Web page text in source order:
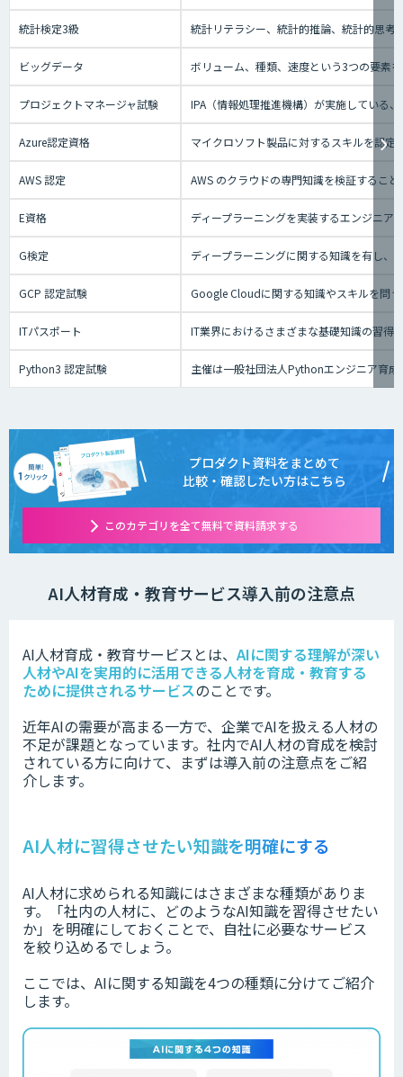
統計検定3級 統計リテラシー、統計的推論、統計的思考
ビッグデータ ボリューム、種類、速度という3つの要素
プロジェクトマネージャ試験 IPA（情報処理推進機構）が実施している
Azure認定資格 マイクロソフト製品に対するスキルを認
AWS 認定 AWS のクラウドの専門知識を検証するこ
E資格 ディープラーニングを実装するエンジニア
G検定 ディープラーニングに関する知識を有し
GCP 認定試験 Google Cloudに関する知識やスキルを問
ITパスポート IT業界におけるさまざまな基礎知識の習得
Python3 認定試験 主催は一般社団法人Pythonエンジニア育
プロダクト資料をまとめて
比較・確認したい方はこちら
このカテゴリを全て無料で資料請求する
AI人材育成・教育サービス導入前の注意点
AI人材育成・教育サービスとは、 AIに関する理解が深い
人材やAIを実用的に活用できる人材を育成・教育する
ために提供されるサービスのことです。
近年AIの需要が高まる一方で、企業でAIを扱える人材の
不足が課題となっています。社内でAI人材の育成を検討
されている方に向けて、まずは導入前の注意点をご紹
介します。
AI人材に習得させたい知識を明確にする
AI人材に求められる知識にはさまざまな種類がありま
す。「社内の人材に、どのようなAI知識を習得させたい
か」を明確にしておくことで、自社に必要なサービス
を絞り込めるでしょう。
ここでは、AIに関する知識を4つの種類に分けてご紹介
します。